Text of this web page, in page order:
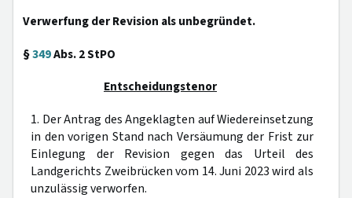
Verwerfung der Revision als unbegründet.
§349Abs. 2 StPO
Entscheidungstenor
1. Der Antrag des Angeklagten auf Wiedereinsetzung
in den vorigen Stand nach Versäumung der Frist zur
Einlegung der Revision gegen das Urteil des
Landgerichts Zweibrücken vom 14. Juni 2023 wird als
unzulässig verworfen.